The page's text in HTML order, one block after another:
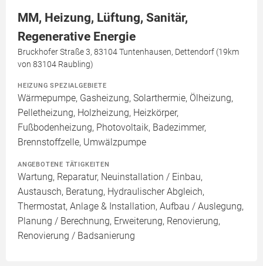
MM, Heizung, Lüftung, Sanitär,
Regenerative Energie
Bruckhofer Straße 3, 83104 Tuntenhausen, Dettendorf (19km
von 83104 Raubling)
HEIZUNG SPEZIALGEBIETE
Wärmepumpe, Gasheizung, Solarthermie, Ölheizung,
Pelletheizung, Holzheizung, Heizkörper,
Fußbodenheizung, Photovoltaik, Badezimmer,
Brennstoffzelle, Umwälzpumpe
ANGEBOTENE TÄTIGKEITEN
Wartung, Reparatur, Neuinstallation / Einbau,
Austausch, Beratung, Hydraulischer Abgleich,
Thermostat, Anlage & Installation, Aufbau / Auslegung,
Planung / Berechnung, Erweiterung, Renovierung,
Renovierung / Badsanierung